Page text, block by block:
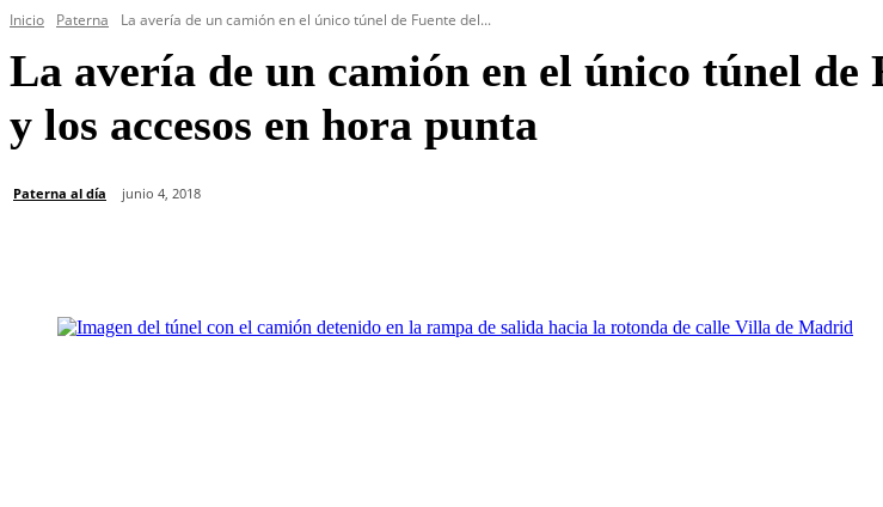
Inicio Paterna La avería de un camión en el único túnel de Fuente del...
La avería de un camión en el único túnel
y los accesos en hora punta
Paterna al día junio 4, 2018